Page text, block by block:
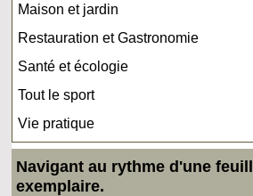
Maison et jardin
Restauration et Gastronomie
Santé et écologie
Tout le sport
Vie pratique
Navigant au rythme d'une
exemplaire.